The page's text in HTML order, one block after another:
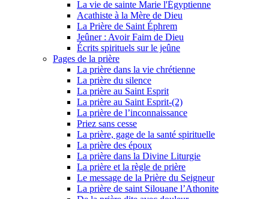
La vie de sainte Marie l'Égyptienne
Acathiste à la Mère de Dieu
La Prière de Saint Éphrem
Jeûner : Avoir Faim de Dieu
Écrits spirituels sur le jeûne
Pages de la prière
La prière dans la vie chrétienne
La prière du silence
La prière au Saint Esprit
La prière au Saint Esprit-(2)
La prière de l’inconnaissance
Priez sans cesse
La prière, gage de la santé spirituelle
La prière des époux
La prière dans la Divine Liturgie
La prière et la règle de prière
Le message de la Prière du Seigneur
La prière de saint Silouane l’Athonite